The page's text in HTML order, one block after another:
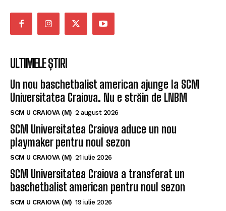
ULTIMELE ȘTIRI
Un nou baschetbalist american ajunge la SCM
Universitatea Craiova. Nu e străin de LNBM
SCM U CRAIOVA (M) 2 august 2026
SCM Universitatea Craiova aduce un nou
playmaker pentru noul sezon
SCM U CRAIOVA (M) 21 iulie 2026
SCM Universitatea Craiova a transferat un
baschetbalist american pentru noul sezon
SCM U CRAIOVA (M) 19 iulie 2026